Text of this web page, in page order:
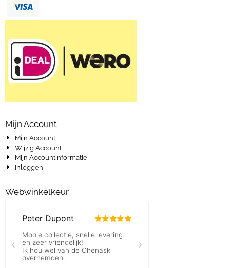
Mijn Account
Mijn Account
Wijzig Account
Mijn Accountinformatie
Inloggen
Webwinkelkeur